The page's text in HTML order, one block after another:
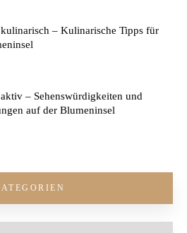
– Kulinarische Tipps für
– Sehenswürdigkeiten und
auf der Blumeninsel